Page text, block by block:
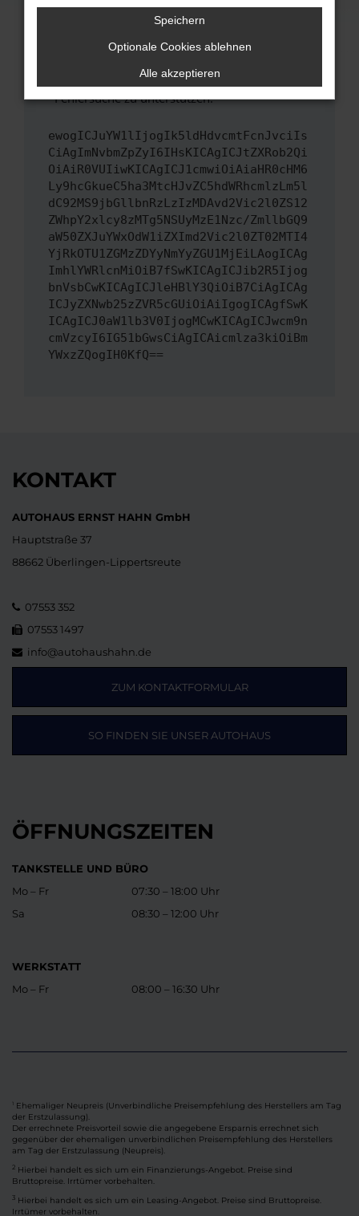
Wende dich an den Webseitenbetreiber.
Wenn du alle oben genannten Schritte versucht
hast, kontaktiere uns bitte. Wir werden
uns diesen Text schicken, um uns bei der
Fehlersuche zu unterstützen:
ewogICJuYW1lIjogIk5ldHdvcmtFcnJvciIs
CiAgImNvbmZpZyI6IHsKICAgICJtZXRob2Qi
OiAiR0VUIiwKICAgICJ1cmwiOiAiaHR0cHM6
Ly9hcGkueC5ha3MtcHJvZC5hdWRhcmlzLm5l
dC92MS9jbGllbnRzLzIzMDAvd2Vic2l0ZS12
ZWhpY2xlcy8zMTg5NSUyMzE1Nzc/ZmllbGQ9
aW50ZXJuYWxOdW1iZXImd2Vic2l0ZT02MTI4
YjRkOTU1ZGMzZDYyNmYyZGU1MjEiLAogICAg
ImhlYWRlcnMiOiB7fSwKICAgICJib2R5Ijog
bnVsbCwKICAgICJleHBlY3QiOiB7CiAgICAg
ICJyZXNwb25zZVR5cGUiOiAiIgogICAgfSwK
ICAgICJ0aW1lb3V0IjogMCwKICAgICJwcm9n
cmVzcyI6IG51bGwsCiAgICAicmlza3kiOiBm
YWxzZQogIH0KfQ==
KONTAKT
AUTOHAUS ERNST HAHN GmbH
Hauptstraße 37
88662 Überlingen-Lippertsreute
07553 352
07553 1497
info@autohaushahn.de
ZUM KONTAKTFORMULAR
SO FINDEN SIE UNSER AUTOHAUS
ÖFFNUNGSZEITEN
TANKSTELLE UND BÜRO
Mo – Fr
Sa
07:30 – 18:00 Uhr
08:30 – 12:00 Uhr
WERKSTATT
Mo – Fr
08:00 – 16:30 Uhr
Ehemaliger Neupreis (Unverbindliche Preisempfehlung des Herstellers am Tag
der Erstzulassung).
Der errechnete Preisvorteil sowie die angegebene Ersparnis errechnet sich
gegenüber der ehemaligen unverbindlichen Preisempfehlung des Herstellers
am Tag der Erstzulassung (Neupreis).
2 Hierbei handelt es sich um ein Finanzierungs-Angebot. Preise sind
Bruttopreise. Irrtümer vorbehalten.
3 Hierbei handelt es sich um ein Leasing-Angebot. Preise sind Bruttopreise.
Irrtümer vorbehalten.
Speichern
Optionale Cookies ablehnen
Alle akzeptieren